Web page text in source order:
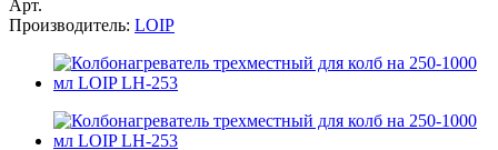
Арт.
Производитель: LOIP